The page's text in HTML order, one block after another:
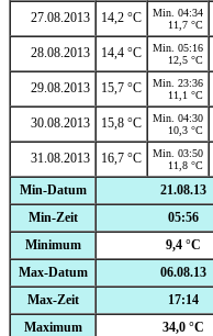
27.08.2013 14,2 °C
Min. 04:34
11,7 °C
28.08.2013 14,4 °C
Min. 05:16
12,5 °C
29.08.2013 15,7 °C
Min. 23:36
11,1 °C
30.08.2013 15,8 °C
Min. 04:30
10,3 °C
31.08.2013 16,7 °C
Min. 03:50
11,8 °C
Min-Datum 21.08.13
Min-Zeit
05:56
Minimum
9,4 °C
Max-Datum
06.08.13
Max-Zeit
17:14
Maximum
34,0 °C